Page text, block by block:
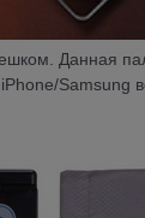
Данная
Samsung